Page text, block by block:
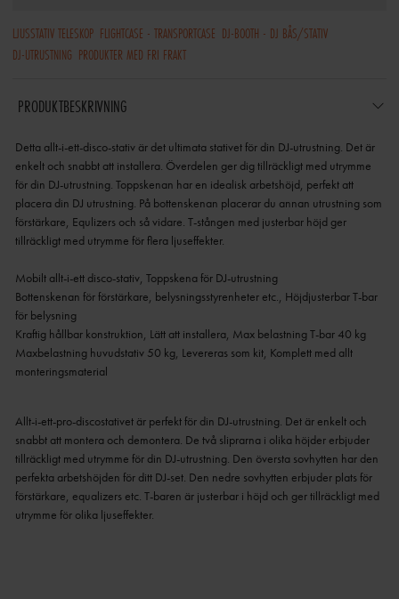
LJUSSTATIV TELESKOP FLIGHTCASE - TRANSPORTCASE DJ-BOOTH - DJ BÅS/STATIV
DJ-UTRUSTNING PRODUKTER MED FRI FRAKT
PRODUKTBESKRIVNING
Detta allt-i-ett-disco-stativ är det ultimata stativet för din DJ-utrustning. Det är
enkelt och snabbt att installera. Överdelen ger dig tillräckligt med utrymme
för din DJ-utrustning. Toppskenan har en idealisk arbetshöjd, perfekt att
placera din DJ utrustning. På bottenskenan placerar du annan utrustning som
förstärkare, Equlizers och så vidare. T-stången med justerbar höjd ger
tillräckligt med utrymme för flera ljuseffekter.
Mobilt allt-i-ett disco-stativ, Toppskena för DJ-utrustning
Bottenskenan för förstärkare, belysningsstyrenheter etc., Höjdjusterbar T-bar
för belysning
Kraftig hållbar konstruktion, Lätt att installera, Max belastning T-bar 40 kg
Maxbelastning huvudstativ 50 kg, Levereras som kit, Komplett med allt
monteringsmaterial
Allt-i-ett-pro-discostativet är perfekt för din DJ-utrustning. Det är enkelt och
snabbt att montera och demontera. De två sliprarna i olika höjder erbjuder
tillräckligt med utrymme för din DJ-utrustning. Den översta sovhytten har den
perfekta arbetshöjden för ditt DJ-set. Den nedre sovhytten erbjuder plats för
förstärkare, equalizers etc. T-baren är justerbar i höjd och ger tillräckligt med
utrymme för olika ljuseffekter.